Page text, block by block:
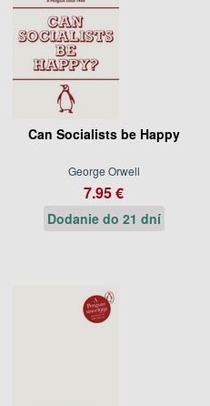
Can Socialists be Happy
George Orwell
7.95 €
Dodanie do 21 dní